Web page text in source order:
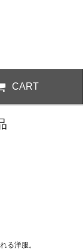
CART
る洋服。